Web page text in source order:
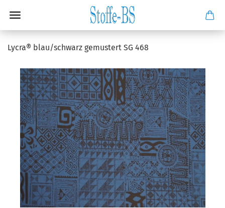
Lycra® blau/schwarz gemustert SG 468